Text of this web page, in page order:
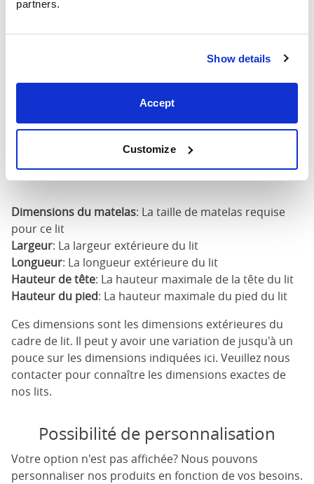
partners.
Show details
Accept
Customize
140cm X
82" 52"
200cm
200cm
73" 82" 52"
Dimensions du matelas: La taille de matelas requise
pour ce lit
Largeur: La largeur extérieure du lit
Longueur: La longueur extérieure du lit
Hauteur de tête: La hauteur maximale de la tête du lit
Hauteur du pied: La hauteur maximale du pied du lit
Ces dimensions sont les dimensions extérieures du
cadre de lit. Il peut y avoir une variation de jusqu'à un
pouce sur les dimensions indiquées ici. Veuillez nous
contacter pour connaître les dimensions exactes de
nos lits.
Possibilité de personnalisation
Votre option n'est pas affichée? Nous pouvons
personnaliser nos produits en fonction de vos besoins.